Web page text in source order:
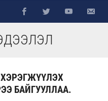
БАЙГУУЛЛАА.